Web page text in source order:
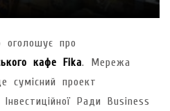
оголошує про
кафе Fika. Мережа
сумісний проект
Ради Business